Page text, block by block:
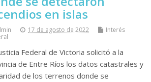
en islas
17 de agosto de 2022
Interés
Federal de Victoria solicitó a la
de Entre Ríos los datos catastrales y
de los terrenos donde se